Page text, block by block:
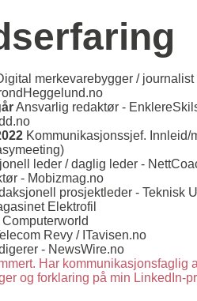
merkevarebygger / journalist
Ansvarlig redaktør -
Kommunikasjonssjef. Innleid/
leder / daglig leder -
- Mobizmag.no
prosjektleder - Teknisk
Elektrofil
Revy / ITavisen.no
- NewsWire.no
Har kommunikasjonsfaglig
og forklaring på min LinkedIn-